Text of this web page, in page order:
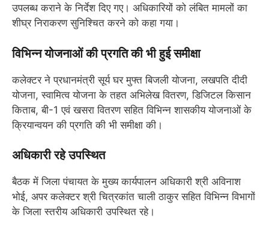
उपलब्ध कराने के निर्देश दिए गए। अधिकारियों को लंबित मामलों का
शीघ्र निराकरण सुनिश्चित करने को कहा गया।
विभिन्न योजनाओं की प्रगति की भी हुई समीक्षा
कलेक्टर ने प्रधानमंत्री सूर्य घर मुफ्त बिजली योजना, लखपति दीदी
योजना, स्वामित्व योजना के तहत अभिलेख वितरण, डिजिटल किसान
किताब, बी-1 एवं खसरा वितरण सहित विभिन्न शासकीय योजनाओं के
क्रियान्वयन की प्रगति की भी समीक्षा की।
अधिकारी रहे उपस्थित
बैठक में जिला पंचायत के मुख्य कार्यपालन अधिकारी श्री अविनाश
भोई, अपर कलेक्टर श्री चित्रकांत चाली ठाकुर सहित विभिन्न विभागों
के जिला स्तरीय अधिकारी उपस्थित रहे।